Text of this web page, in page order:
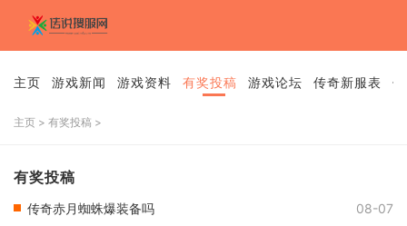
主页 游戏新闻 游戏资料 有奖投稿 游戏论坛 传奇新服表
主页 > 有奖投稿 >
有奖投稿
传奇赤月蜘蛛爆装备吗 08-07